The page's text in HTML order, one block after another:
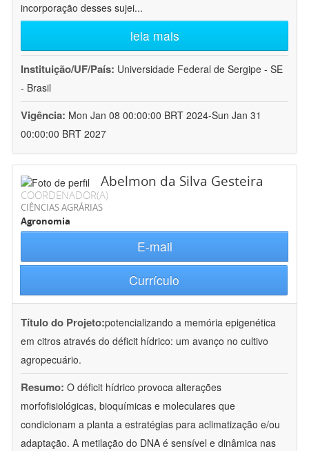
incorporação desses sujei...
leia mais
Instituição/UF/País: Universidade Federal de Sergipe - SE
- Brasil
Vigência: Mon Jan 08 00:00:00 BRT 2024-Sun Jan 31
00:00:00 BRT 2027
Abelmon da Silva Gesteira
COORDENADOR(A)
CIÊNCIAS AGRÁRIAS
Agronomia
E-mail
Currículo
Título do Projeto:potencializando a memória epigenética
em citros através do déficit hídrico: um avanço no cultivo
agropecuário.
Resumo: O déficit hídrico provoca alterações
morfofisiológicas, bioquímicas e moleculares que
condicionam a planta a estratégias para aclimatização e/ou
adaptação. A metilação do DNA é sensível e dinâmica nas